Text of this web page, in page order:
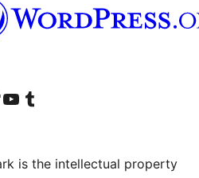
account
compte TikTok
Visit our YouTube channel
Visitez notre compte Tumblr
is the intellectual property